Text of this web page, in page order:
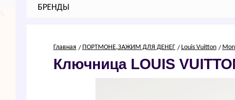
БРЕНДЫ
Главная ПОРТМОНЕ,ЗАЖИМ ДЛЯ ДЕНЕГ Louis Vuitton
Ключница LОUIS